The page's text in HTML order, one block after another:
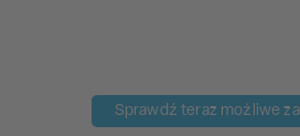
Sprawdź teraz możliwe